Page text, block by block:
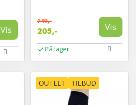
Vis
249,-
205,- Vis
På lager
OUTLET TILBUD